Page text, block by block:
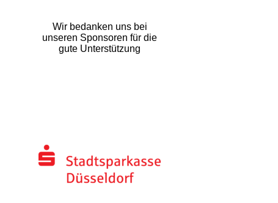
Wir bedanken uns bei
unseren Sponsoren für die
gute Unterstützung